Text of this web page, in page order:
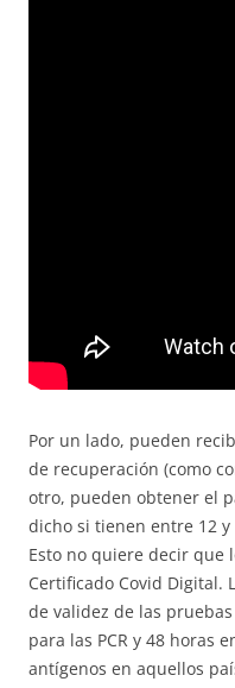
Por un lado, pueden
de recuperación (como
otro, pueden obtener el
dicho si tienen entre 12 y
Esto no quiere decir que
Certificado Covid Digital.
de validez de las
para las PCR y 48 horas
antígenos en aquellos